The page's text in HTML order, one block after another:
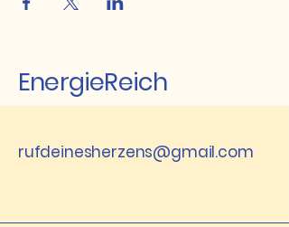
EnergieReich
rufdeinesherzens@gmail.com